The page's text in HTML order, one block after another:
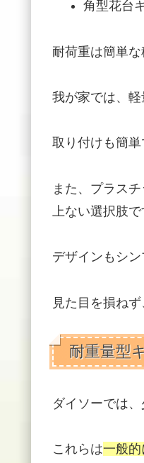
角型花台
耐荷重は簡単な
我が家では、軽
取り付けも簡単
また、プラス
上ない選択肢で
デザインもシ
見た目を損ね
耐重量型
ダイソーでは
これらは一般